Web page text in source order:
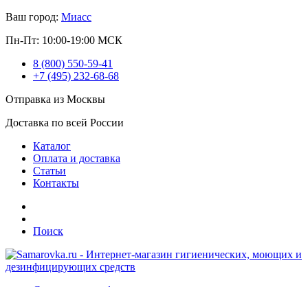
Ваш город: Миасс
Пн-Пт: 10:00-19:00 МСК
8 (800) 550-59-41
+7 (495) 232-68-68
Отправка из Москвы
Доставка по всей России
Каталог
Оплата и доставка
Статьи
Контакты
Поиск